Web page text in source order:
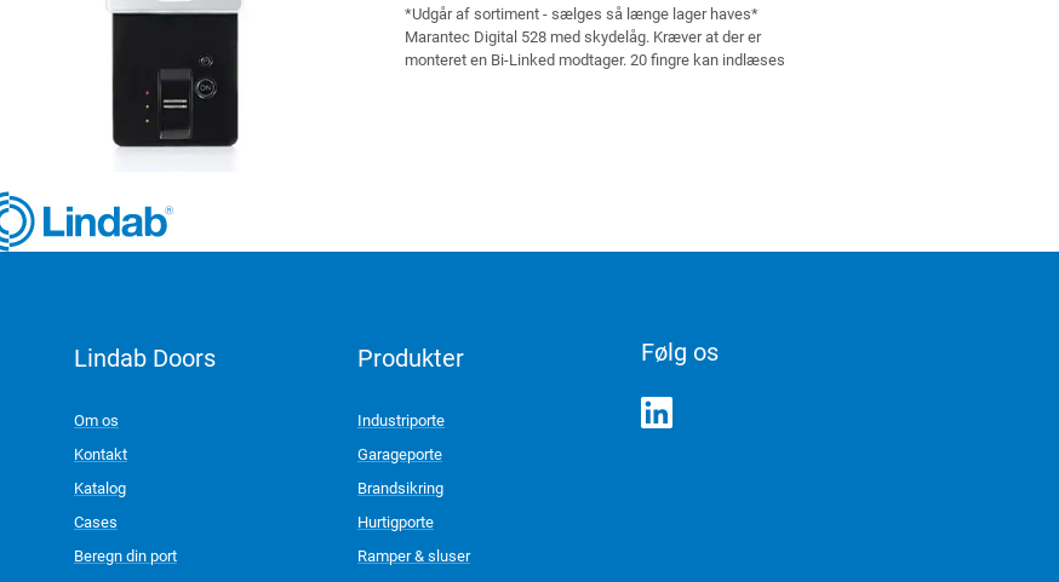
*Udgår af sortiment - sælges så længe lager haves*
Marantec Digital 528 med skydelåg. Kræver at der er
monteret en Bi-Linked modtager. 20 fingre kan indlæses
Lindab Doors
Om os
Kontakt
Katalog
Cases
Beregn din port
Produkter
Industriporte
Garageporte
Brandsikring
Hurtigporte
Ramper & sluser
Følg os